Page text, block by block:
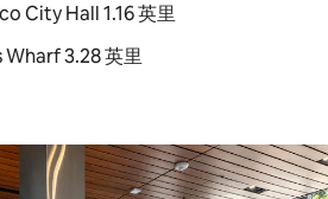
City Hall 1.16 英里
3.28 英里